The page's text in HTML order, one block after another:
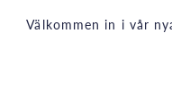
Välkommen in i vår